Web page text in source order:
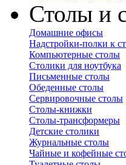
Столы и
Домашние офисы
Надстройки-полки к
Компьютерные столы
Столики для ноутбука
Письменные столы
Обеденные столы
Сервировочные столы
Столы-книжки
Столы-трансформеры
Детские столики
Журнальные столы
Чайные и кофейные